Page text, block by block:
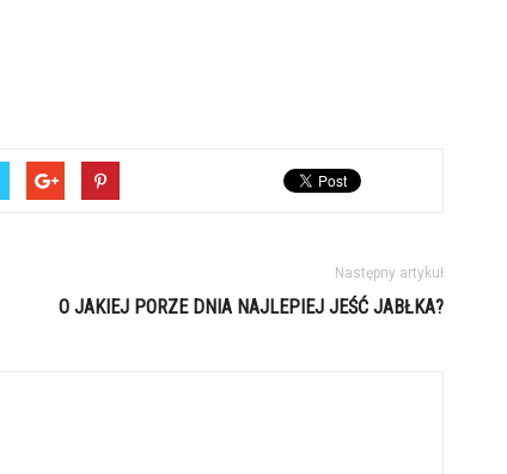
Następny artykuł
O JAKIEJ PORZE DNIA NAJLEPIEJ JEŚĆ JABŁKA?